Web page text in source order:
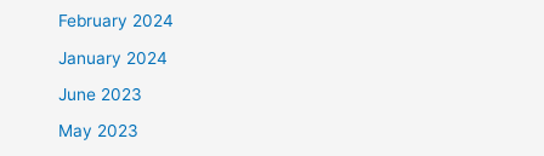
February 2024
January 2024
June 2023
May 2023